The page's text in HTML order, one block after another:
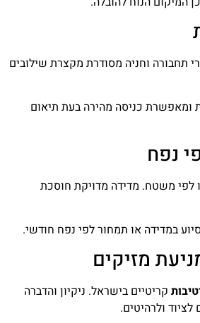
תחבורה וחניה מסודרת מקצרת שילובים
ומאפשרת כניסה מהירה בעת תיאום
נפח
לפי משטח. מדידה מדויקת חוסכת
במדידה או תמחור לפי נפח חודשי.
מזיקים
קריטיים בישראל. ניקיון והדברה
ולרהיטים.